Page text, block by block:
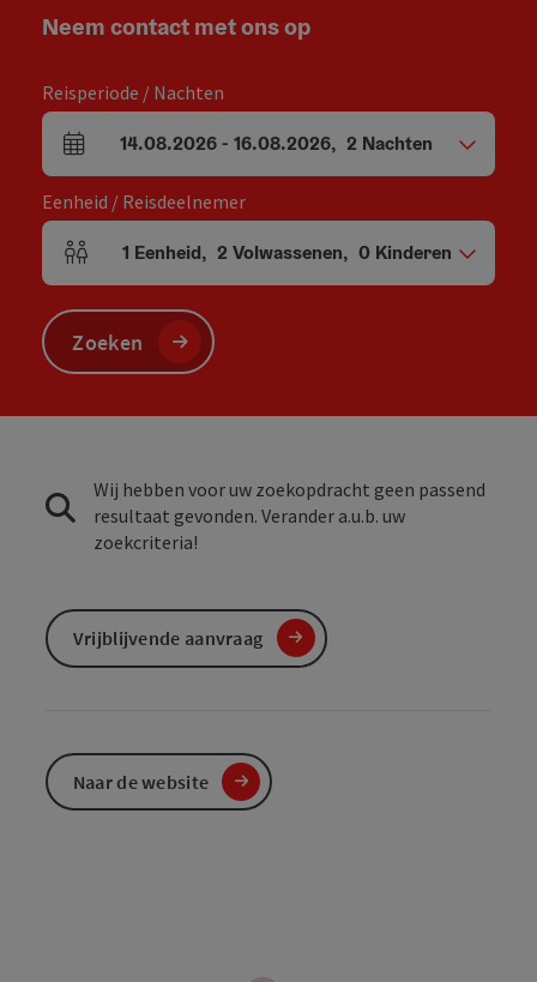
Neem contact met ons op
Reisperiode / Nachten
Velden voor aankomst en vertrek
14.08.2026- 16.08.2026, 2 Nachten
Eenheid / Reisdeelnemer
Aantal eenheden en persoonsvelden
1 Eenheid, 2 Volwassenen, 0 Kinderen
Zoeken
Wij hebben voor uw zoekopdracht geen passend
resultaat gevonden. Verander a.u.b. uw
zoekcriteria!
Vrijblijvende aanvraag
Naar de website